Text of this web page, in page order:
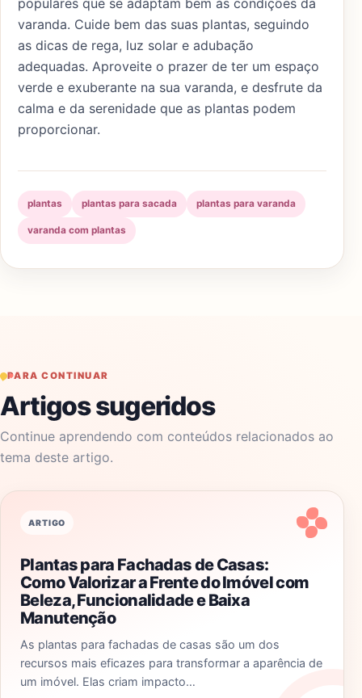
populares que se adaptam bem às condições da
varanda. Cuide bem das suas plantas, seguindo
as dicas de rega, luz solar e adubação
adequadas. Aproveite o prazer de ter um espaço
verde e exuberante na sua varanda, e desfrute da
calma e da serenidade que as plantas podem
proporcionar.
plantas plantas para sacada plantas para varanda
varanda com plantas
PARA CONTINUAR
Artigos sugeridos
Continue aprendendo com conteúdos relacionados ao
tema deste artigo.
ARTIGO
Plantas para Fachadas de Casas:
Como Valorizar a Frente do Imóvel com
Beleza, Funcionalidade e Baixa
Manutenção
As plantas para fachadas de casas são um dos
recursos mais eficazes para transformar a aparência de
um imóvel. Elas criam impacto…